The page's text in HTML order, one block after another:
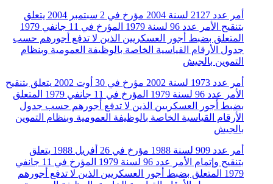
أمر عدد 2127 لسنة 2004 مؤرخ في 2 سبتمبر 2004 يتعلق
بتنقيح الأمر عدد 96 لسنة 1979 المؤرخ في 11 جانفي 1979
المتعلق بضبط أجور العسكريين الذين لا تدفع أجورهم حسب
جدول الأرقام القياسية الخاصة بالوظيفة العمومية وبنظام
التموين بالجيش
أمر عدد 1973 لسنة 2002 مؤرخ في 30 أوت 2002 يتعلق بتنقيح
الأمر عدد 96 لسنة 1979 المؤرخ في 11 جانفي 1979 المتعلق
بضبط أجور العسكريين الذين لا تدفع أجورهم حسب جدول
الأرقام القياسية الخاصة بالوظيفة العمومية وبنظام التموين
بالجيش
أمر عدد 909 لسنة 1988 مؤرخ في 26 أفريل 1988 يتعلق
بتنقيح وإتمام الأمر عدد 96 لسنة 1979 المؤرخ في 11 جانفي
1979 المتعلق بضبط أجور العسكريين الذين لا تدفع أجورهم